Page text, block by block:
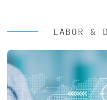
LABOR &